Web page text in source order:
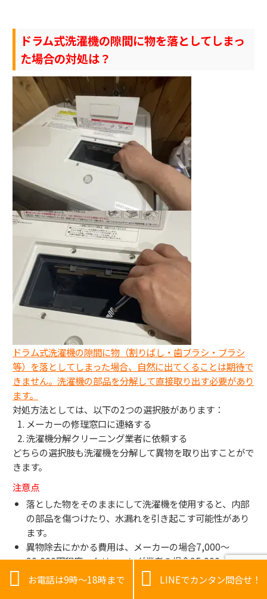
ドラム式洗濯機の隙間に物を落としてしまっ
た場合の対処は？
ドラム式洗濯機の隙間に物（割りばし・歯ブラシ・ブラシ
等）を落としてしまった場合、自然に出てくることは期待で
きません。洗濯機の部品を分解して直接取り出す必要があり
ます。
対処方法としては、以下の2つの選択肢があります：
メーカーの修理窓口に連絡する
洗濯機分解クリーニング業者に依頼する
どちらの選択肢も洗濯機を分解して異物を取り出すことがで
きます。
注意点
落とした物をそのままにして洗濯機を使用すると、内部
の部品を傷つけたり、水漏れを引き起こす可能性があり
ます。
異物除去にかかる費用は、メーカーの場合7,000〜
30,000円程度、クリーニング業者の場合25,000〜
30,000円程度です。
分解の難易度によっては追加料金がかかることがありま
 お電話は9時～18時まで  LINEでカンタン問合せ！